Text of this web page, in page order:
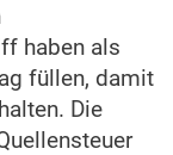
haben als
füllen, damit
Die